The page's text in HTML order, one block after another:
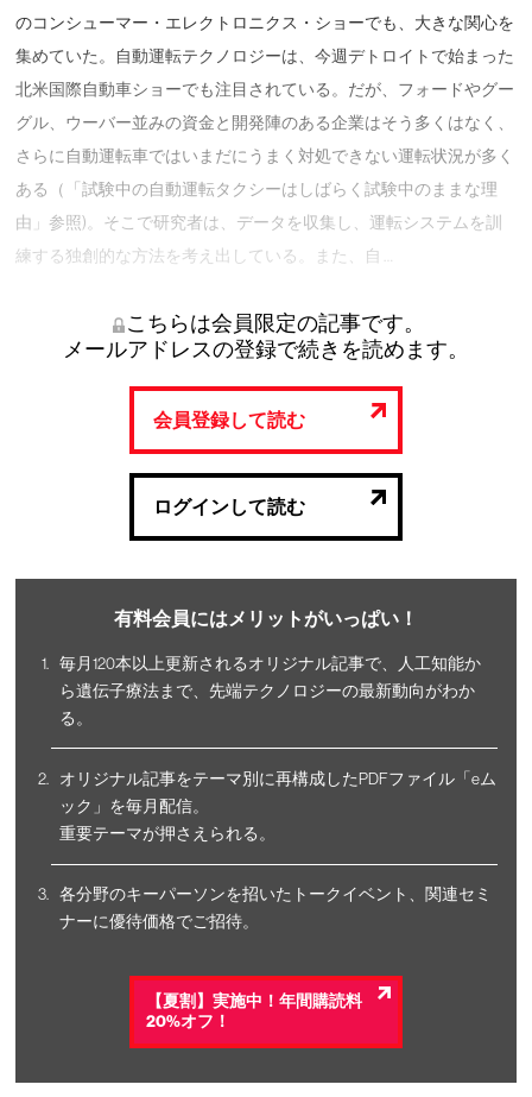
のコンシューマー・エレクトロニクス・ショーでも、大きな関心を
集めていた。自動運転テクノロジーは、今週デトロイトで始まった
北米国際自動車ショーでも注目されている。だが、フォードやグー
グル、ウーバー並みの資金と開発陣のある企業はそう多くはなく、
さらに自動運転車ではいまだにうまく対処できない運転状況が多く
ある（「試験中の自動運転タクシーはしばらく試験中のままな理
由」参照)。そこで研究者は、データを収集し、運転システムを訓
練する独創的な方法を考え出している。また、自 …
こちらは会員限定の記事です。
メールアドレスの登録で続きを読めます。
会員登録して読む
ログインして読む
有料会員にはメリットがいっぱい！
毎月120本以上更新されるオリジナル記事で、人工知能か
ら遺伝子療法まで、先端テクノロジーの最新動向がわか
る。
オリジナル記事をテーマ別に再構成したPDFファイル「eム
ック」を毎月配信。
重要テーマが押さえられる。
各分野のキーパーソンを招いたトークイベント、関連セミ
ナーに優待価格でご招待。
【夏割】実施中！年間購読料
20%オフ！